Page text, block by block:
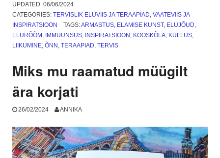
mis
ei
lähe
UPDATED: 06/06/2024
CATEGORIES: TERVISLIK ELUVIIS JA TERAAPIAD VAATEVIIS JA
INSPIRATSIOON
TAGS:ARMASTUS, ELAMISE KUNST, ELUJÕUD
ELURÕÕM IMMUUNSUS INSPIRATSIOON KOOSKÕLA KÜLLUS
LIIKUMINE ÕNN TERAAPIAD TERVIS
Miks mu raamatud müügilt
ära korjati
26/02/2024 ANNIKA